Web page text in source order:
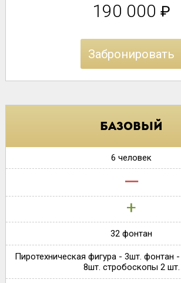
190 000 ₽
Забронировать
Базовый
6 человек
‒
+
32 фонтан
Пиротехническая фигура - 3шт. фонтан
8шт. стробоскопы 2 шт.